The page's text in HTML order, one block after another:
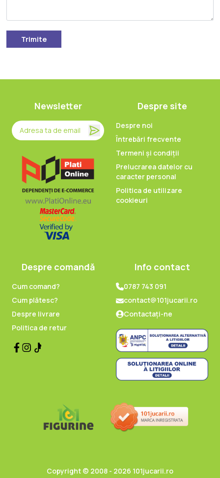
Trimite
Newsletter Despre site
Despre noi
Întrebări frecvente
Termeni și condiții
Prelucrarea datelor cu
caracter personal
Politica de utilizare
cookieuri
Despre comandă
Cum comand?
Cum plătesc?
Despre livrare
Politica de retur
Info contact
0787 743 091
contact@101jucarii.ro
Contactați-ne
Copyright © 2008 - 2026 101jucarii.ro